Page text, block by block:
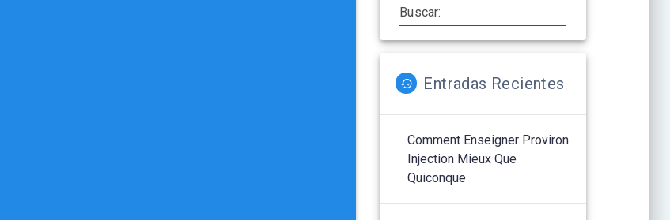
Buscar:
Entradas Recientes
Comment Enseigner Proviron
Injection Mieux Que
Quiconque